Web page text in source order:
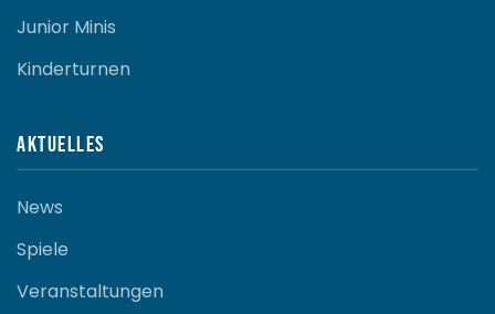
Junior Minis
Kinderturnen
Aktuelles
News
Spiele
Veranstaltungen